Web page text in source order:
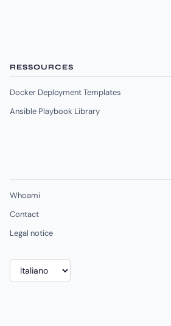
RESSOURCES
Docker Deployment Templates
Ansible Playbook Library
Whoami
Contact
Legal notice
Scegli
una